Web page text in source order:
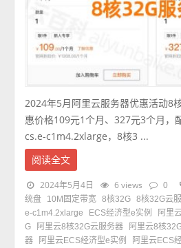
2024年5月阿里云服务器优惠活动8
惠价格109元1个月、327元3个月，
cs.e-c1m4.2xlarge，8核3 ...
阅读全文
2024年5月4日 6 views 0
统盘
10M固定带宽 8核32G 8核32G云
e-c1m4.2xlarge
ECS经济型e实例 阿里
G
阿里云8核32G云服务器 阿里云8核
器
阿里云ECS经济型e实例 阿里云ECS